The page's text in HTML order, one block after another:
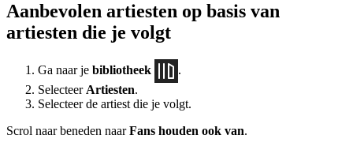
Aanbevolen artiesten op basis van
artiesten die je volgt
Ga naar je bibliotheek
.
Selecteer Artiesten.
Selecteer de artiest die je volgt.
Scrol naar beneden naarFans houden ook van.